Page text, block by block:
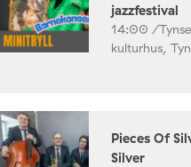
jazzfestival
14:00 /
kulturhus,
Pieces Of
Silver